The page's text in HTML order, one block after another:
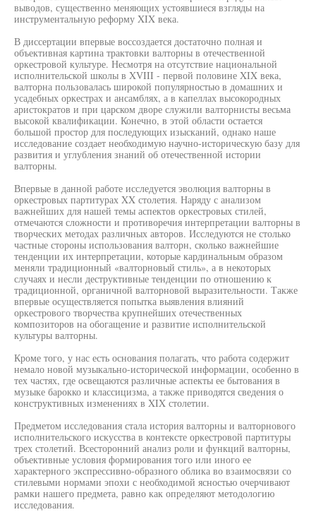
выводов, существенно меняющих устоявшиеся взгляды на
инструментальную реформу XIX века.
В диссертации впервые воссоздается достаточно полная и
объективная картина трактовки валторны в отечественной
оркестровой культуре. Несмотря на отсутствие национальной
исполнительской школы в XVIII - первой половине XIX века,
валторна пользовалась широкой популярностью в домашних и
усадебных оркестрах и ансамблях, а в капеллах высокородных
аристократов и при царском дворе служили валторнисты весьма
высокой квалификации. Конечно, в этой области остается
большой простор для последующих изысканий, однако наше
исследование создает необходимую научно-историческую базу для
развития и углубления знаний об отечественной истории
валторны.
Впервые в данной работе исследуется эволюция валторны в
оркестровых партитурах XX столетия. Наряду с анализом
важнейших для нашей темы аспектов оркестровых стилей,
отмечаются сложности и противоречия интерпретации валторны в
творческих методах различных авторов. Исследуются не столько
частные стороны использования валторн, сколько важнейшие
тенденции их интерпретации, которые кардинальным образом
меняли традиционный «валторновый стиль», а в некоторых
случаях и несли деструктивные тенденции по отношению к
традиционной, органичной валторновой выразительности. Также
впервые осуществляется попытка выявления влияний
оркестрового творчества крупнейших отечественных
композиторов на обогащение и развитие исполнительской
культуры валторны.
Кроме того, у нас есть основания полагать, что работа содержит
немало новой музыкально-исторической информации, особенно в
тех частях, где освещаются различные аспекты ее бытования в
музыке барокко и классицизма, а также приводятся сведения о
конструктивных изменениях в XIX столетии.
Предметом исследования стала история валторны и валторнового
исполнительского искусства в контексте оркестровой партитуры
трех столетий. Всесторонний анализ роли и функций валторны,
объективные условия формирования того или иного ее
характерного экспрессивно-образного облика во взаимосвязи со
стилевыми нормами эпохи с необходимой ясностью очерчивают
рамки нашего предмета, равно как определяют методологию
исследования.